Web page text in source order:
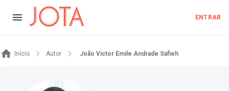
ENTRAR
Início Autor João Victor Emile Andrade Safieh